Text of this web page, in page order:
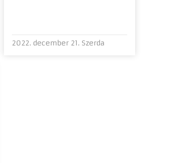
2022. december 21. Szerda